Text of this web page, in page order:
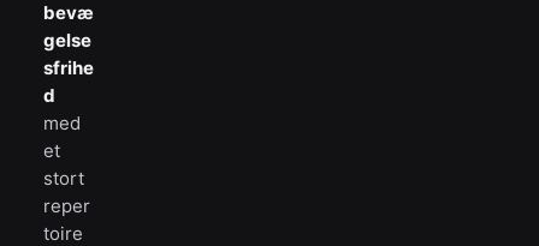
bevæ
gelse
sfrihe
d
med
et
stort
reper
toire